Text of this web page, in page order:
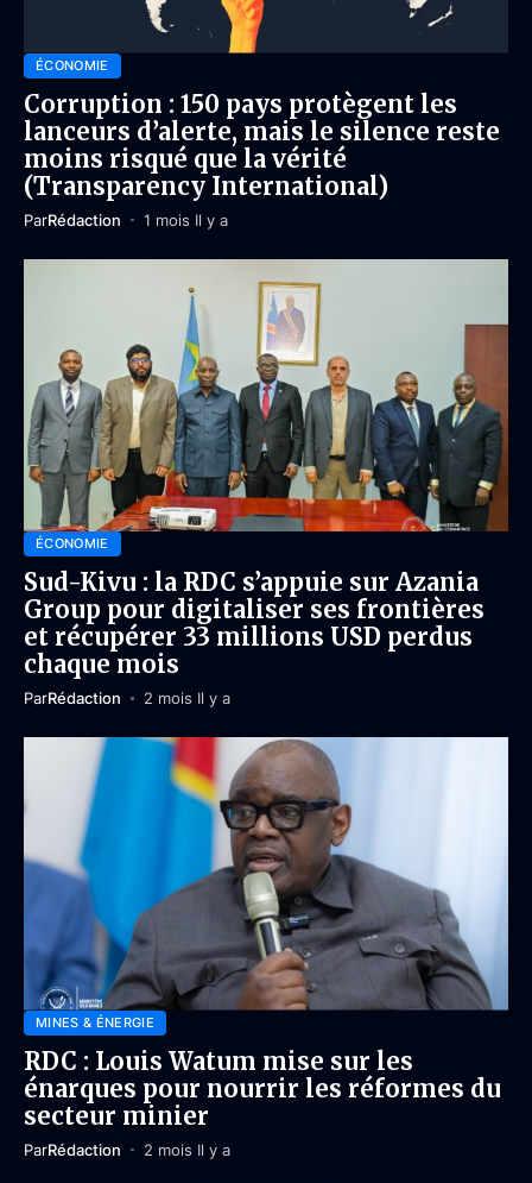
ÉCONOMIE
Corruption : 150 pays protègent les
lanceurs d’alerte, mais le silence reste
moins risqué que la vérité
(Transparency International)
ParRédaction 1 mois Il y a
ÉCONOMIE
Sud-Kivu : la RDC s’appuie sur Azania
Group pour digitaliser ses frontières
et récupérer 33 millions USD perdus
chaque mois
ParRédaction 2 mois Il y a
MINES & ÉNERGIE
RDC : Louis Watum mise sur les
énarques pour nourrir les réformes du
secteur minier
ParRédaction 2 mois Il y a